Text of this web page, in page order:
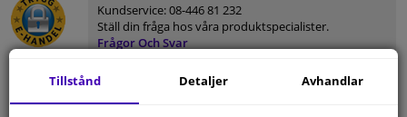
Kundservice:08-446 81 232
Ställ din fråga hos våra produktspecialister.
Frågor Och Svar
Tillstånd Detaljer Avhandlar